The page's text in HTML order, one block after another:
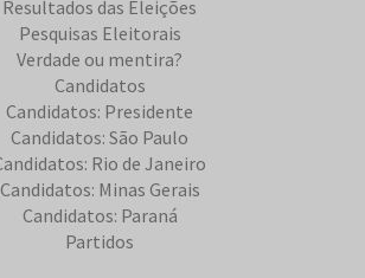
Resultados das Eleições
Pesquisas Eleitorais
Verdade ou mentira?
Candidatos
Candidatos: Presidente
Candidatos: São Paulo
Rio de Janeiro
Candidatos: Minas Gerais
Candidatos: Paraná
Partidos